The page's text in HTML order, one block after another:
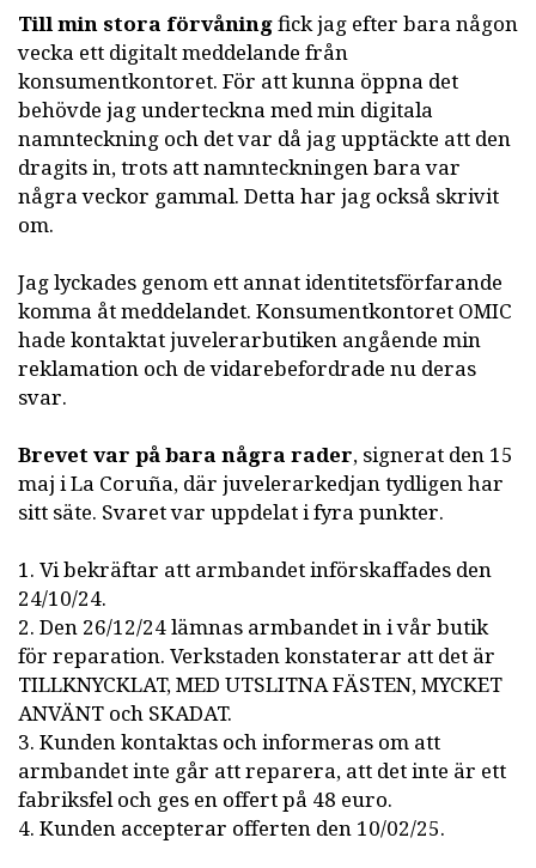
Till min stora förvåningfick jag efter bara någon
vecka ett digitalt meddelande från
konsumentkontoret. För att kunna öppna det
behövde jag underteckna med min digitala
namnteckning och det var då jag upptäckte att den
dragits in, trots att namnteckningen bara var
några veckor gammal. Detta har jag också skrivit
om.
Jag lyckades genom ett annat identitetsförfarande
komma åt meddelandet. Konsumentkontoret OMIC
hade kontaktat juvelerarbutiken angående min
reklamation och de vidarebefordrade nu deras
svar.
Brevet var på bara några rader, signerat den 15
maj i La Coruña, där juvelerarkedjan tydligen har
sitt säte. Svaret var uppdelat i fyra punkter.
1. Vi bekräftar att armbandet införskaffades den
24/10/24.
2. Den 26/12/24 lämnas armbandet in i vår butik
för reparation. Verkstaden konstaterar att det är
TILLKNYCKLAT, MED UTSLITNA FÄSTEN, MYCKET
ANVÄNT och SKADAT.
3. Kunden kontaktas och informeras om att
armbandet inte går att reparera, att det inte är ett
fabriksfel och ges en offert på 48 euro.
4. Kunden accepterar offerten den 10/02/25.